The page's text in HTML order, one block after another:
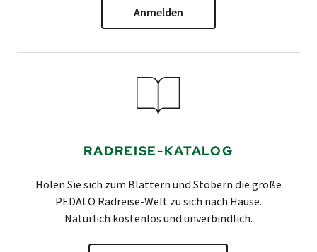
Anmelden
RADREISE-KATALOG
Holen Sie sich zum Blättern und Stöbern die große
PEDALO Radreise-Welt zu sich nach Hause.
Natürlich kostenlos und unverbindlich.